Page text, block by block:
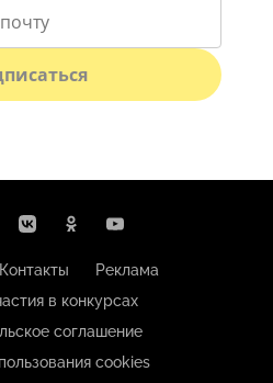
Контакты
Реклама
в конкурсах
соглашение
cookies